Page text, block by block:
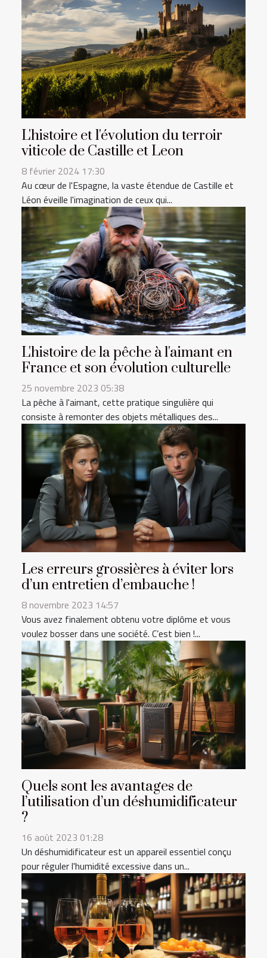
L'histoire et l'évolution du terroir
viticole de Castille et Leon
8 février 2024 17:30
Au cœur de l'Espagne, la vaste étendue de Castille et
Léon éveille l'imagination de ceux qui...
L'histoire de la pêche à l'aimant en
France et son évolution culturelle
25 novembre 2023 05:38
La pêche à l'aimant, cette pratique singulière qui
consiste à remonter des objets métalliques des...
Les erreurs grossières à éviter lors
d’un entretien d’embauche !
8 novembre 2023 14:57
Vous avez finalement obtenu votre diplôme et vous
voulez bosser dans une société. C’est bien !...
Quels sont les avantages de
l’utilisation d’un déshumidificateur
?
16 août 2023 01:28
Un déshumidificateur est un appareil essentiel conçu
pour réguler l'humidité excessive dans un...